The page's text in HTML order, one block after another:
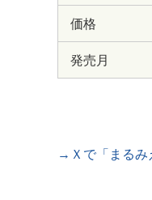
価格
発売月
→Ｘで「まるみ